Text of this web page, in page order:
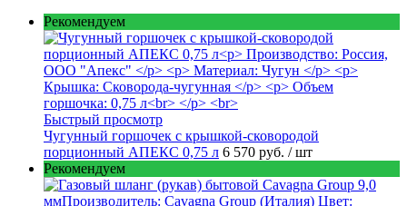
Рекомендуем
Быстрый просмотр
Чугунный горшочек с крышкой-сковородой
порционный АПЕКС 0,75 л 6 570 руб. / шт
Рекомендуем